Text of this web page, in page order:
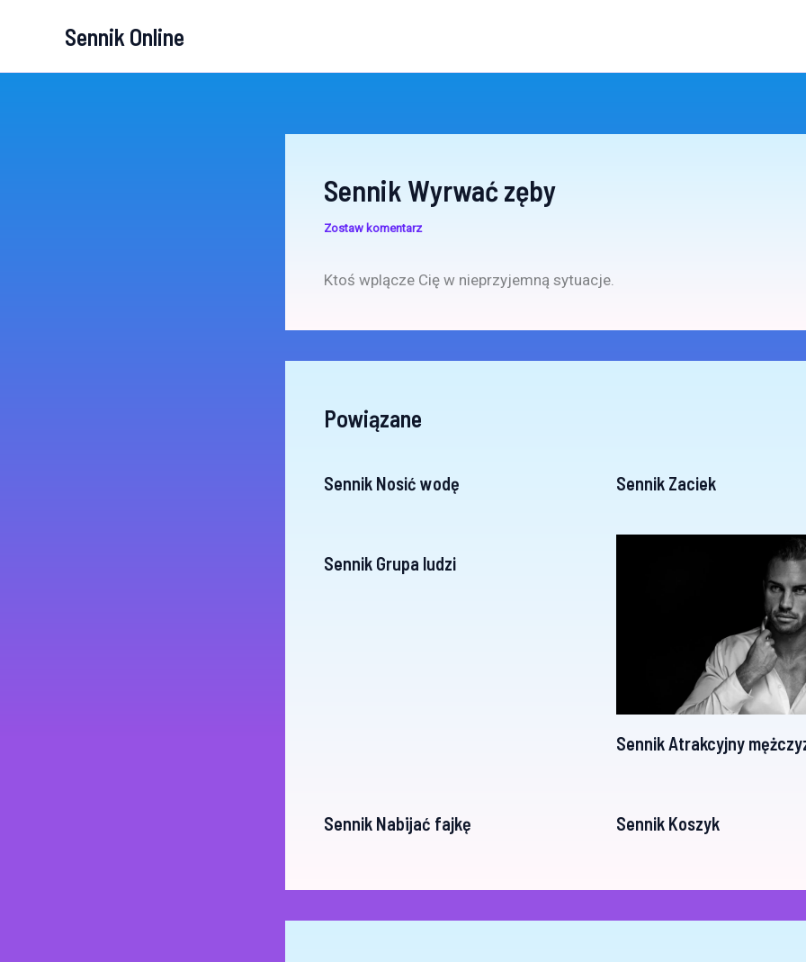
Sennik Online
Sennik Wyrwać zęby
Zostaw komentarz
Ktoś wplącze Cię w nieprzyjemną sytuacje.
Powiązane
Sennik Nosić wodę Sennik Zaciek
Sennik Grupa ludzi
Sennik Atrakcyjny
Sennik Nabijać fajkę Sennik Koszyk